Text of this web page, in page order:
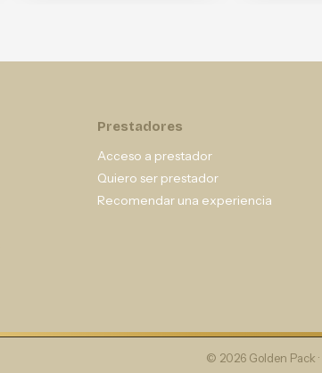
Prestadores
Acceso a prestador
Quiero ser prestador
Recomendar una experiencia
© 2026 Golden Pack ·